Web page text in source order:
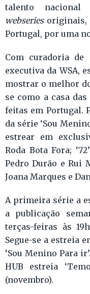
talento
webseries originais,
Portugal, por uma
Com curadoria de
executiva da WSA,
mostrar o melhor
se como a casa
feitas em Portugal.
da série ‘Sou
estrear em
Roda Bota Fora;
Pedro Durão e Rui
Joana Marques e
A primeira série a
a publicação
terças-feiras às
Segue-se a estreia
‘Sou Menino Para
HUB estreia
(novembro).